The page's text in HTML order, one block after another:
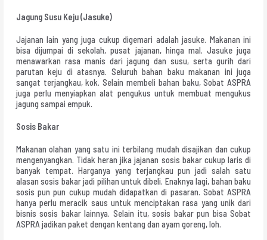
Jagung Susu Keju (Jasuke)
Jajanan lain yang juga cukup digemari adalah jasuke. Makanan ini
bisa dijumpai di sekolah, pusat jajanan, hinga mal. Jasuke juga
menawarkan rasa manis dari jagung dan susu, serta gurih dari
parutan keju di atasnya. Seluruh bahan baku makanan ini juga
sangat terjangkau, kok. Selain membeli bahan baku, Sobat ASPRA
juga perlu menyiapkan alat pengukus untuk membuat mengukus
jagung sampai empuk.
Sosis Bakar
Makanan olahan yang satu ini terbilang mudah disajikan dan cukup
mengenyangkan. Tidak heran jika jajanan sosis bakar cukup laris di
banyak tempat. Harganya yang terjangkau pun jadi salah satu
alasan sosis bakar jadi pilihan untuk dibeli. Enaknya lagi, bahan baku
sosis pun pun cukup mudah didapatkan di pasaran. Sobat ASPRA
hanya perlu meracik saus untuk menciptakan rasa yang unik dari
bisnis sosis bakar lainnya. Selain itu, sosis bakar pun bisa Sobat
ASPRA jadikan paket dengan kentang dan ayam goreng, loh.